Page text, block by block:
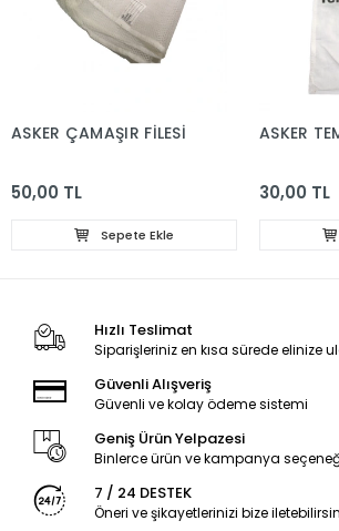
ASKER ÇAMAŞIR FİLESİ
50,00 TL
Sepete Ekle
ASKER
30,00 TL
Hızlı Teslimat
Siparişleriniz en kısa sürede elinize
Güvenli Alışveriş
Güvenli ve kolay ödeme sistemi
Geniş Ürün Yelpazesi
Binlerce ürün ve kampanya
7 / 24 DESTEK
Öneri ve şikayetlerinizi bize